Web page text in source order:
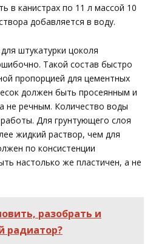
в канистрах по 11 л массой 10
добавляется в воду.
штукатурки цоколя
Такой состав быстро
пропорцией для цементных
должен быть просеянным и
не речным. Количество воды
Для грунтующего слоя
жидкий раствор, чем для
по консистенции
настолько же пластичен, а не
разобрать и
радиатор?